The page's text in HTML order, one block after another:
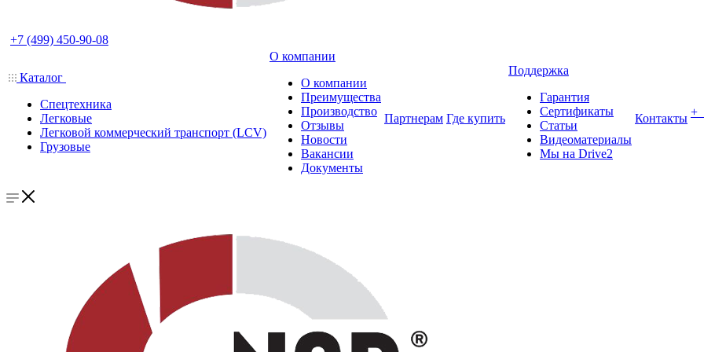
+7 (499) 450-90-08
Каталог
Спецтехника
Легковые
Легковой коммерческий транспорт (LCV)
Грузовые
О компании
О компании
Преимущества
Производство
Отзывы
Новости
Вакансии
Документы
Партнерам Где купить
Поддержка
Гарантия
Сертификаты
Статьи
Видеоматериалы
Мы на Drive2
Контакты +